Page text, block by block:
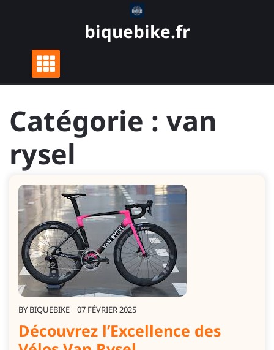
biquebike.fr
Catégorie : van
rysel
BY BIQUEBIKE 07 FÉVRIER 2025
Découvrez l’Excellence des